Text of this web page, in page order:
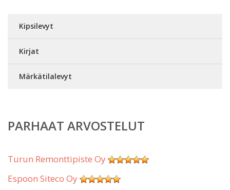
Kipsilevyt
Kirjat
Märkätilalevyt
PARHAAT ARVOSTELUT
Turun Remonttipiste Oy
Espoon Siteco Oy